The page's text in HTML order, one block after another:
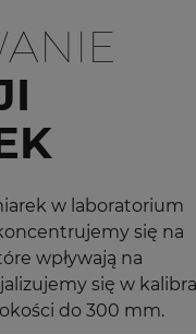
w laboratorium
się na
wpływają na
się w
do 300 mm.